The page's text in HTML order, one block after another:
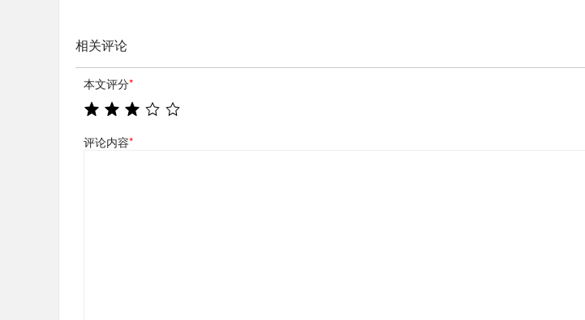
相关评论
本文评分*
评论内容*